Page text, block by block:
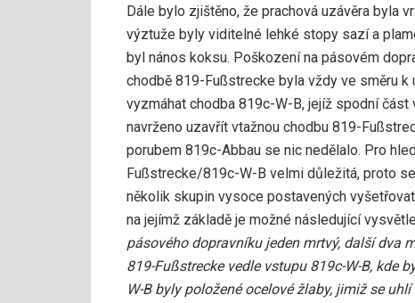
Dále bylo zjištěno, že prachová uzávěra byla
výztuže byly viditelné lehké stopy sazí a
byl nános koksu. Poškození na pásovém
chodbě 819-Fußstrecke byla vždy ve směru
vyzmáhat chodba 819c-W-B, jejíž spodní
navrženo uzavřít vtažnou chodbu 819-
porubem 819c-Abbau se nic nedělalo. Pro
Fußstrecke/819c-W-B velmi důležitá, proto
několik skupin vysoce postavených
na jejímž základě je možné následující
pásového dopravníku jeden mrtvý, další dva
819-Fußstrecke vedle vstupu 819c-W-B, kde
W-B byly položené ocelové žlaby, jimiž se